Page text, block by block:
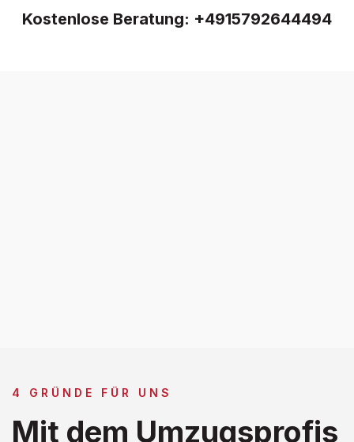
Kostenlose Beratung: +4915792644494
4 GRÜNDE FÜR UNS
Mit dem Umzugsprofis